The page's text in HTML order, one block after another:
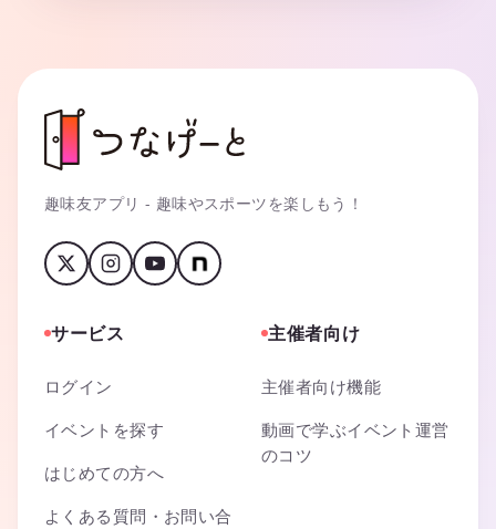
趣味友アプリ - 趣味やスポーツを楽しもう！
サービス
ログイン
イベントを探す
はじめての方へ
よくある質問・お問い合
主催者向け
主催者向け機能
動画で学ぶイベント運営
のコツ